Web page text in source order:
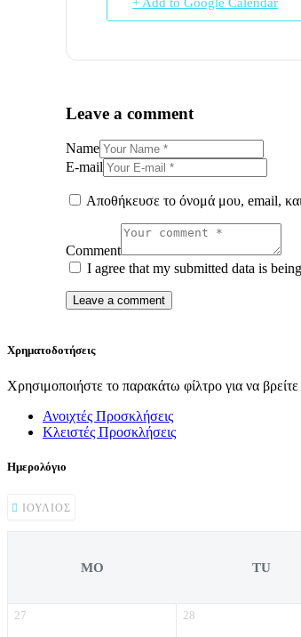
Leave a comment
Name
E-mail
Αποθήκευσε το όνομά μου, email,
Comment
I agree that my submitted data is being
Χρηματοδοτήσεις
Χρησιμοποιήστε το παρακάτω φίλτρο για να βρείτε
Ανοιχτές Προσκλήσεις
Κλειστές Προσκλήσεις
Ημερολόγιο
ΙΟΎΛΙΟΣ
MO TU
27 28